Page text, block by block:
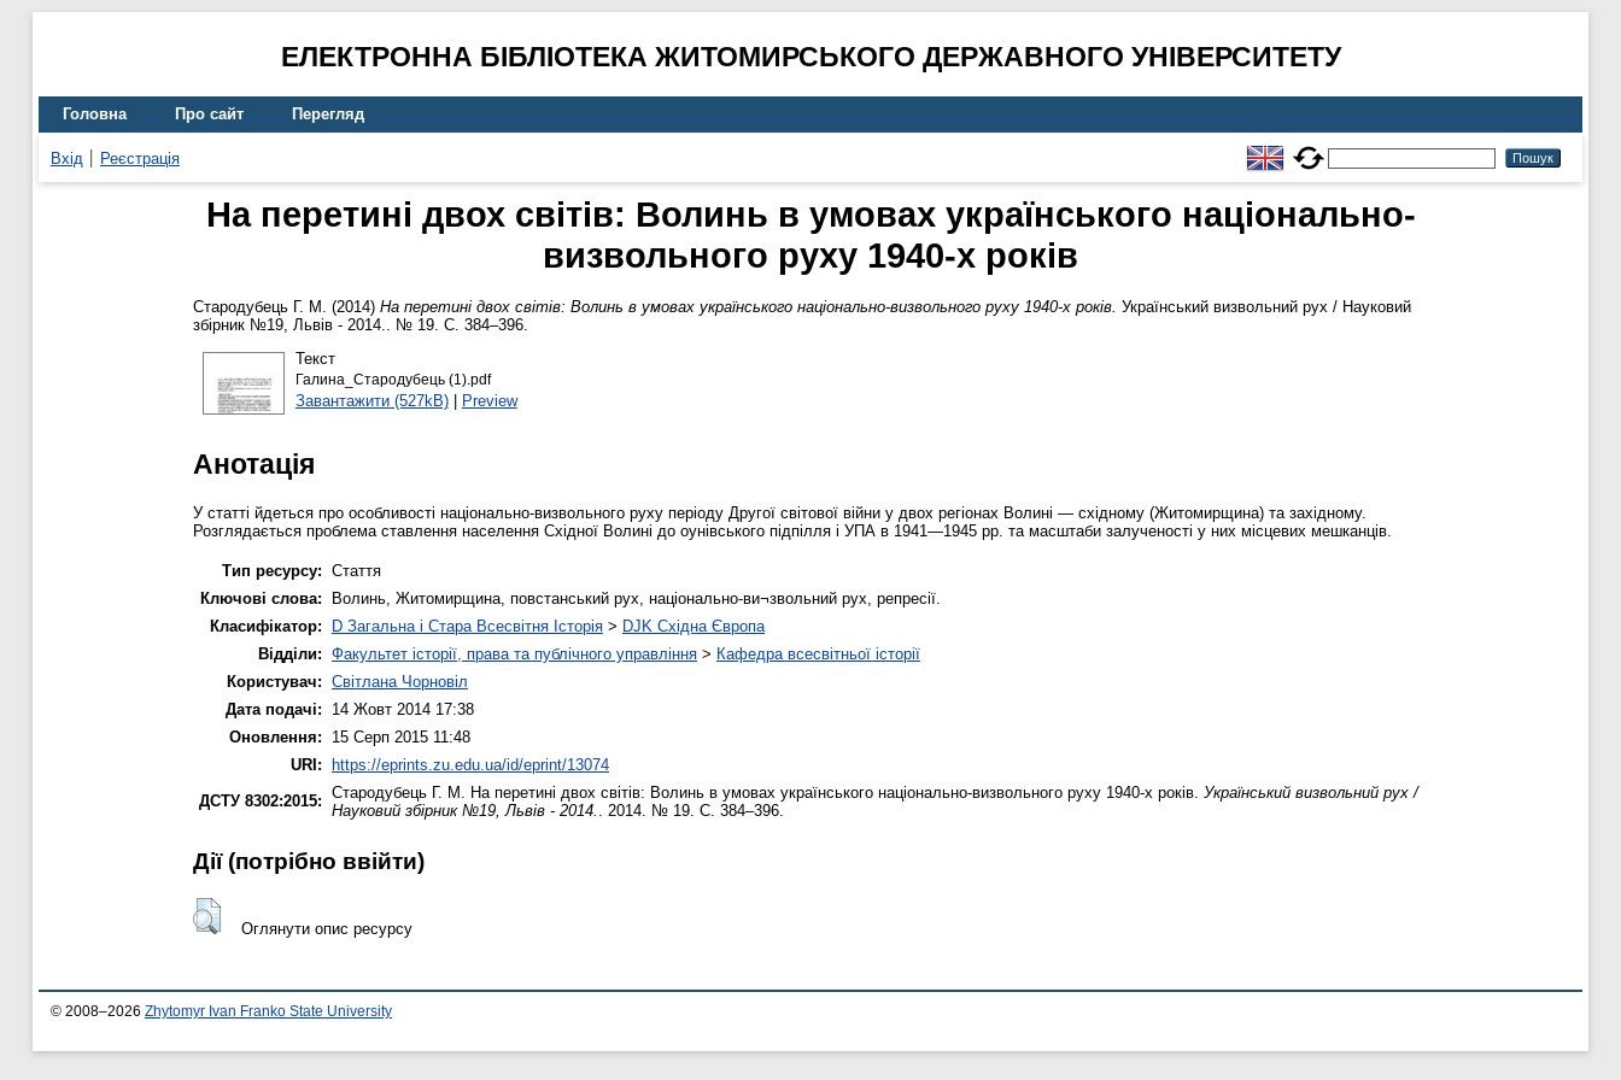
ЕЛЕКТРОННА БІБЛІОТЕКА ЖИТОМИРСЬКОГО ДЕРЖАВНОГО УНІВЕРСИТЕТУ
Головна Про сайт Перегляд
Вхід Реєстрація
На перетині двох світів: Волинь в умовах українського національно-
визвольного руху 1940-х років
Стародубець Г. М. (2014) На перетині двох світів: Волинь в умовах українського національно-визвольного руху 1940-х років. Український визвольний рух / Науковий
збірник №19, Львів - 2014.. № 19. С. 384–396.
Текст
Галина_Стародубець (1).pdf
Завантажити (527kB)| Preview
Анотація
У статті йдеться про особливості національно-визвольного руху періоду Другої світової війни у двох регіонах Волині — східному (Житомирщина) та західному.
Розглядається проблема ставлення населення Східної Волині до оунівського підпілля і УПА в 1941—1945 pp. та масштаби залученості у них місцевих мешканців.
Тип ресурсу: Стаття
Ключові слова:
Волинь, Житомирщина, повстанський рух, національно-ви¬звольний рух, репресії.
Класифікатор:
D Загальна і Стара Всесвітня Історія > DJK Східна Європа
Відділи: Факультет історії, права та публічного управління > Кафедра всесвітньої історії
Користувач: Світлана Чорновіл
Дата подачі:
14 Жовт 2014 17:38
Оновлення:
15 Серп 2015 11:48
URI: https://eprints.zu.edu.ua/id/eprint/13074
ДСТУ 8302:2015: Стародубець Г. М. На перетині двох світів: Волинь в умовах українського національно-визвольного руху 1940-х років. Український визвольний рух /
Науковий збірник №19, Львів - 2014.
. 2014. № 19. С. 384–396.
Дії ​​(потрібно ввійти)
Оглянути опис ресурсу
© 2008–2026 Zhytomyr Ivan Franko State University